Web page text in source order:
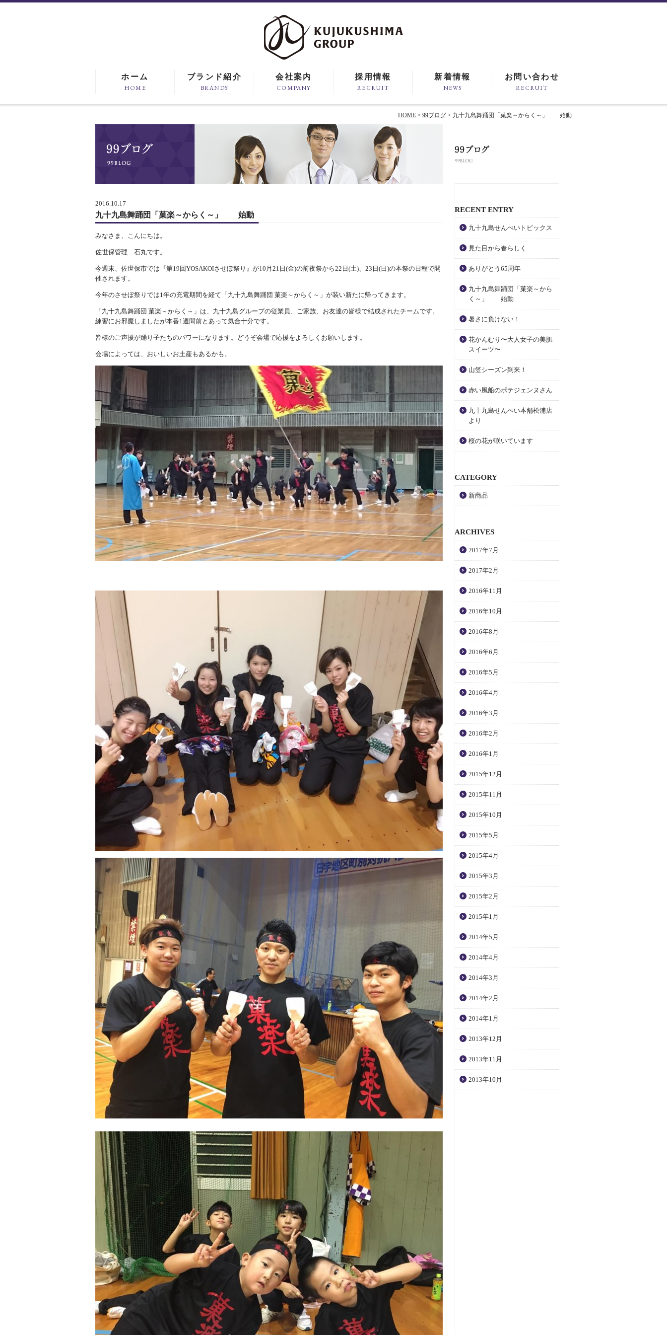
ホーム
HOME
ブランド紹介
BRANDS
会社案内
COMPANY
採用情報
RECRUIT
新着情報
NEWS
お問い合わせ
RECRUIT
HOME > 99ブログ > 九十九島舞踊団「菓楽～からく～」 始動
2016.10.17
九十九島舞踊団「菓楽～からく～」 始動
みなさま、こんにちは。
佐世保管理 石丸です。
今週末、佐世保市では『第19回YOSAKOIさせぼ祭り』が10月21日(金)の前夜祭から22日(土)、23日(日)の本祭の日程で開
催されます。
今年のさせぼ祭りでは1年の充電期間を経て「九十九島舞踊団 菓楽～からく～」が装い新たに帰ってきます。
「九十九島舞踊団 菓楽～からく～」は、九十九島グループの従業員、ご家族、お友達の皆様で結成されたチームです。
練習にお邪魔しましたが本番1週間前とあって気合十分です。
皆様のご声援が踊り子たちのパワーになります。どうぞ会場で応援をよろしくお願いします。
会場によっては、おいしいお土産もあるかも。
RECENT ENTRY
九十九島せんぺいトピックス
見た目から春らしく
ありがとう65周年
九十九島舞踊団「菓楽～から
く～」 始動
暑さに負けない！
花かんむり〜大人女子の美肌
スイーツ〜
山笠シーズン到来！
赤い風船のポテジェンヌさん
九十九島せんぺい本舗松浦店
より
桜の花が咲いています
CATEGORY
新商品
ARCHIVES
2017年7月
2017年2月
2016年11月
2016年10月
2016年8月
2016年6月
2016年5月
2016年4月
2016年3月
2016年2月
2016年1月
2015年12月
2015年11月
2015年10月
2015年5月
2015年4月
2015年3月
2015年2月
2015年1月
2014年5月
2014年4月
2014年3月
2014年2月
2014年1月
2013年12月
2013年11月
2013年10月